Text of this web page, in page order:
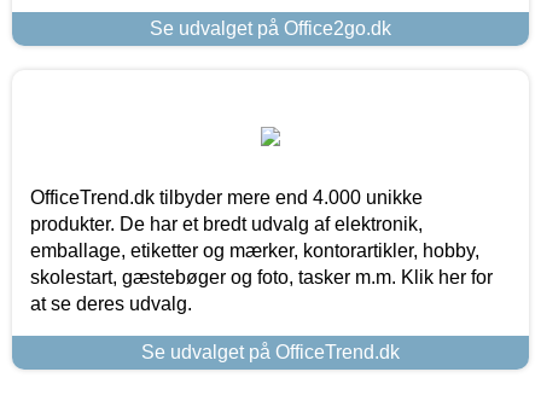
Se udvalget på Office2go.dk
OfficeTrend.dk tilbyder mere end 4.000 unikke
produkter. De har et bredt udvalg af elektronik,
emballage, etiketter og mærker, kontorartikler, hobby,
skolestart, gæstebøger og foto, tasker m.m. Klik her for
at se deres udvalg.
Se udvalget på OfficeTrend.dk